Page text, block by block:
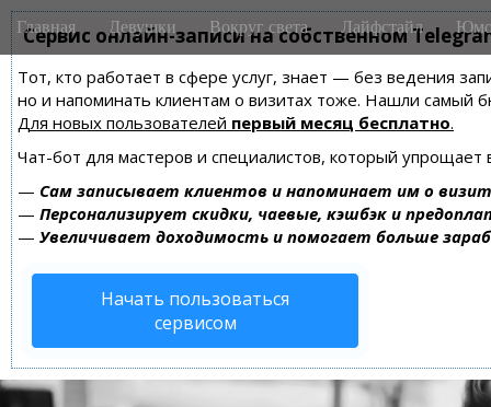
Сервис онлайн-записи на собственном
Тот, кто работает в сфере услуг, знает — без ведения
но и напоминать клиентам о визитах тоже. Нашли самый
Для новых пользователей первый месяц бесплатно.
Чат-бот для мастеров и специалистов, который упрощает
— Сам записывает клиентов и напоминает им о
— Персонализирует скидки, чаевые, кэшбэк и
— Увеличивает доходимость и помогает больше
Начать пользоваться
сервисом
M
a
n
m
e
n
u
i
Главная Девушки Вокруг света Лайфстайл